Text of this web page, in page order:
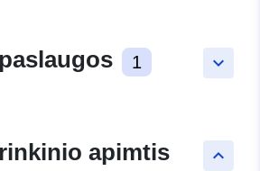
keyboard_arrow_down
1
keyboard_arrow_up
apimtis